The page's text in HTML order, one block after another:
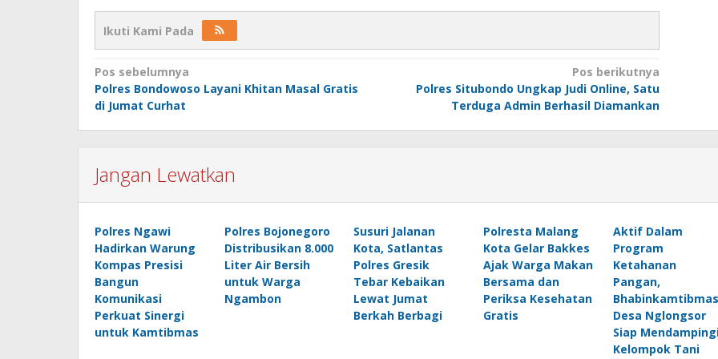
Ikuti Kami Pada
Navigasi
pos
Pos sebelumnya
Polres Bondowoso Layani Khitan Masal Gratis
di Jumat Curhat
Pos berikutnya
Polres Situbondo Ungkap Judi Online, Satu
Terduga Admin Berhasil Diamankan
Jangan Lewatkan
Polres Ngawi
Hadirkan Warung
Kompas Presisi
Bangun
Komunikasi
Perkuat Sinergi
untuk Kamtibmas
Polres Bojonegoro
Distribusikan 8.000
Liter Air Bersih
untuk Warga
Ngambon
Susuri Jalanan
Kota, Satlantas
Polres Gresik
Tebar Kebaikan
Lewat Jumat
Berkah Berbagi
Polresta Malang
Kota Gelar Bakkes
Ajak Warga Makan
Bersama dan
Periksa Kesehatan
Gratis
Aktif Dalam
Program
Ketahanan
Pangan,
Bhabinkamtibmas
Desa Nglongsor
Siap
Kelompok Tani